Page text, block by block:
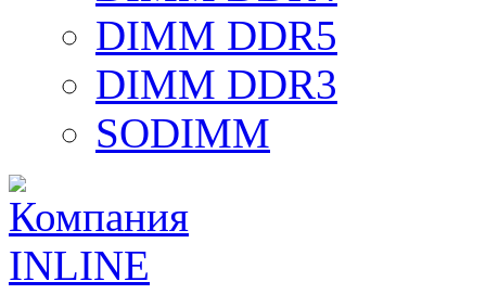
DIMM DDR5
DIMM DDR3
SODIMM